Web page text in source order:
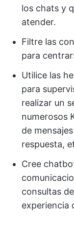
los chats y
atender.
Filtre las
para
Utilice las
para
realizar un
numerosos
de
respuesta,
Cree
consultas
experiencia